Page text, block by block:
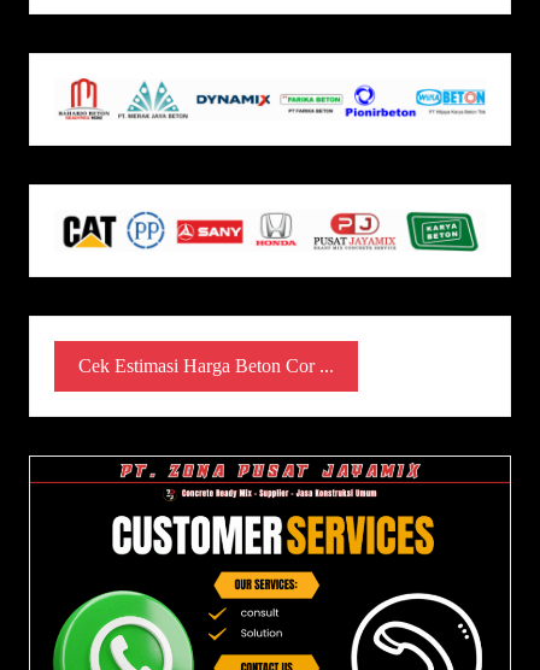
Cek Estimasi Harga Beton Cor ...